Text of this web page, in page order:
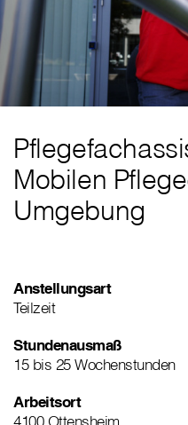
Mobilen
Umgebung
Anstellungsart
Teilzeit
Stundenausmaß
15 bis 25 Wochenstunden
Arbeitsort